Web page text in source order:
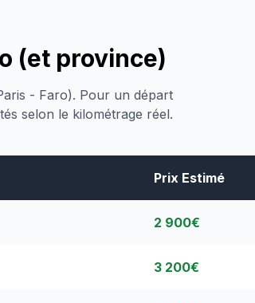
(et province)
- Faro). Pour un départ
selon le kilométrage réel.
Prix Estimé
2 900€
3 200€